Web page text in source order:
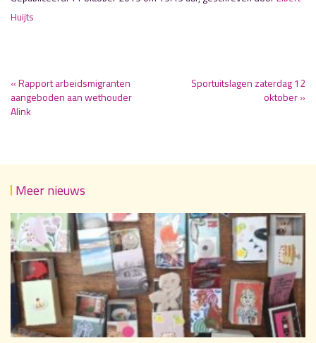
Huijts
« Rapport arbeidsmigranten
aangeboden aan wethouder
Alink
Sportuitslagen zaterdag 12
oktober »
Meer nieuws